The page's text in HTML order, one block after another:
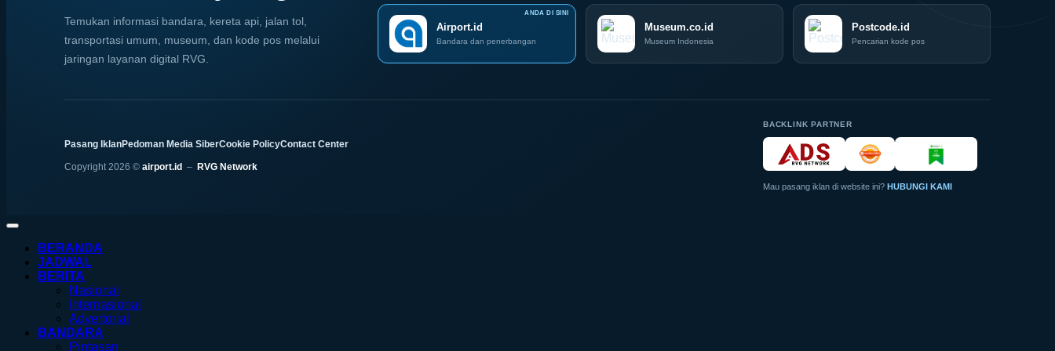
Akhir
dan
e-
Commerce
Convex
Temukan informasi bandara, kereta api, jalan tol,
transportasi umum, museum, dan kode pos melalui
jaringan layanan digital RVG.
Airport.id
Bandara dan penerbangan
Museum.co.id
Museum Indonesia
Postcode.id
Pencarian kode pos
Pasang IklanPedoman Media SiberCookie PolicyContact Center
Copyright 2026 © airport.id – RVG Network
BACKLINK PARTNER
Mau pasang iklan di website ini? HUBUNGI KAMI
BERANDA
JADWAL
BERITA
Nasional
Internasional
Advertorial
BANDARA
Pintasan